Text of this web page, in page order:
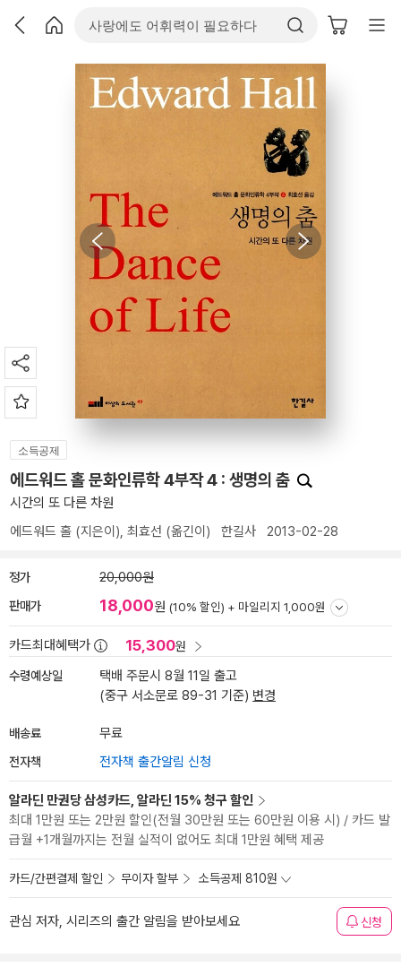
소득공제
에드워드 홀 문화인류학 4부작 4 : 생명의 춤
시간의 또 다른 차원
에드워드 홀 (지은이), 최효선 (옮긴이) 한길사 2013-02-28
정가 20,000원
판매가 18,000원 (10% 할인) + 마일리지 1,000원
카드최대혜택가 15,300원
수령예상일
택배 주문시 8월 11일 출고
(중구 서소문로 89-31 기준) 변경
배송료 무료
전자책 전자책 출간알림 신청
알라딘 만권당 삼성카드, 알라딘 15% 청구 할인
최대 1만원 또는 2만원 할인(전월 30만원 또는 60만원 이용 시) / 카드 발
급월 +1개월까지는 전월 실적이 없어도 최대 1만원 혜택 제공
카드/간편결제 할인 무이자 할부 소득공제 810원
관심 저자, 시리즈의 출간 알림을 받아보세요 신청